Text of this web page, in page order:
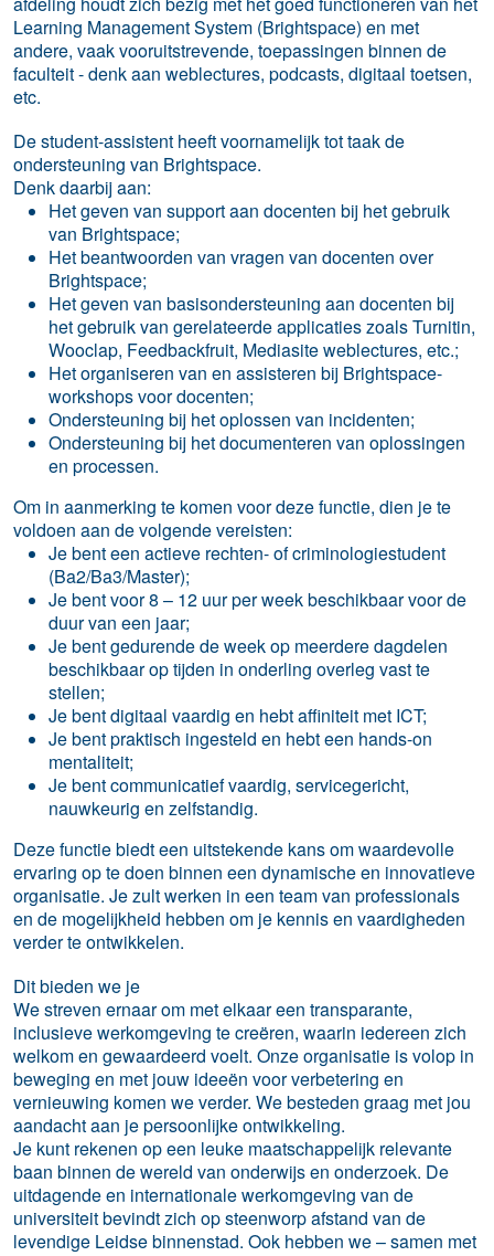
Learning Management System (Brightspace) en met
andere, vaak vooruitstrevende, toepassingen binnen de
faculteit - denk aan weblectures, podcasts, digitaal toetsen,
etc.
De student-assistent heeft voornamelijk tot taak de
ondersteuning van Brightspace.
Denk daarbij aan:
Het geven van support aan docenten bij het gebruik
van Brightspace;
Het beantwoorden van vragen van docenten over
Brightspace;
Het geven van basisondersteuning aan docenten bij
het gebruik van gerelateerde applicaties zoals Turnitin,
Wooclap, Feedbackfruit, Mediasite weblectures, etc.;
Het organiseren van en assisteren bij Brightspace-
workshops voor docenten;
Ondersteuning bij het oplossen van incidenten;
Ondersteuning bij het documenteren van oplossingen
en processen.
Om in aanmerking te komen voor deze functie, dien je te
voldoen aan de volgende vereisten:
Je bent een actieve rechten- of criminologiestudent
(Ba2/Ba3/Master);
Je bent voor 8 – 12 uur per week beschikbaar voor de
duur van een jaar;
Je bent gedurende de week op meerdere dagdelen
beschikbaar op tijden in onderling overleg vast te
stellen;
Je bent digitaal vaardig en hebt affiniteit met ICT;
Je bent praktisch ingesteld en hebt een hands-on
mentaliteit;
Je bent communicatief vaardig, servicegericht,
nauwkeurig en zelfstandig.
Deze functie biedt een uitstekende kans om waardevolle
ervaring op te doen binnen een dynamische en innovatieve
organisatie. Je zult werken in een team van professionals
en de mogelijkheid hebben om je kennis en vaardigheden
verder te ontwikkelen.
Dit bieden we je
We streven ernaar om met elkaar een transparante,
inclusieve werkomgeving te creëren, waarin iedereen zich
welkom en gewaardeerd voelt. Onze organisatie is volop in
beweging en met jouw ideeën voor verbetering en
vernieuwing komen we verder. We besteden graag met jou
aandacht aan je persoonlijke ontwikkeling.
Je kunt rekenen op een leuke maatschappelijk relevante
baan binnen de wereld van onderwijs en onderzoek. De
uitdagende en internationale werkomgeving van de
universiteit bevindt zich op steenworp afstand van de
levendige Leidse binnenstad. Ook hebben we – samen met